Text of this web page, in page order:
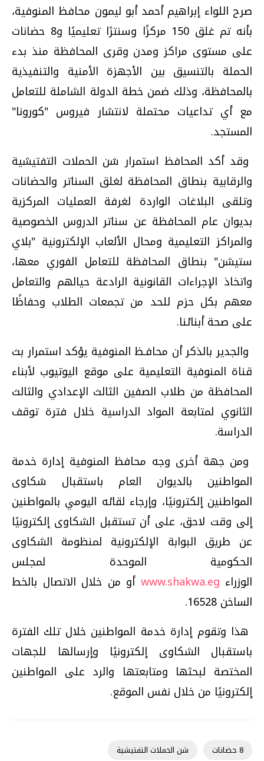
صرح اللواء إبراهيم أحمد أبو ليمون محافظ المنوفية،
بأنه تم غلق 150 مركزًا وسنترًا تعليميًا و8 حضانات
على مستوى مراكز ومدن وقرى المحافظة منذ بدء
الحملة بالتنسيق بين الأجهزة الأمنية والتنفيذية
بالمحافظة، وذلك ضمن خطة الدولة الشاملة للتعامل
مع أي تداعيات محتملة لانتشار فيروس "كورونا"
المستجد.
وقد أكد المحافظ استمرار شن الحملات التفتيشية
والرقابية بنطاق المحافظة لغلق السناتر والحضانات
وتلقى البلاغات الواردة لغرفة العمليات المركزية
بديوان عام المحافظة عن سناتر الدروس الخصوصية
والمراكز التعليمية ومحال الألعاب الإلكترونية "بلاي
ستيشن" بنطاق المحافظة للتعامل الفوري معها،
واتخاذ الإجراءات القانونية الرادعة حيالهم والتعامل
معهم بكل حزم للحد من تجمعات الطلاب وحفاظًا
على صحة أبنائنا.
والجدير بالذكر أن محافـظ المنوفية يؤكد استمرار بث
قناة المنوفية التعليمية على موقع اليوتيوب لأبناء
المحافظة من طلاب الصفين الثالث الإعدادي والثالث
الثانوي لمتابعة المواد الدراسية خلال فترة توقف
الدراسة.
ومن جهة أخرى وجه محافظ المنوفية إدارة خدمة
المواطنين بالديوان العام باستقبال شكاوى
المواطنين إلكترونيًا، وإرجاء لقائه اليومي بالمواطنين
إلى وقت لاحق، على أن تستقبل الشكاوى إلكترونيًا
عن طريق البوابة الإلكترونية لمنظومة الشكاوى
الحكومية الموحدة لمجلس
الوزراء www.shakwa.eg أو من خلال الاتصال بالخط
الساخن 16528.
هذا وتقوم إدارة خدمة المواطنين خلال تلك الفترة
باستقبال الشكاوى إلكترونيًا وإرسالها للجهات
المختصة لبحثها ومتابعتها والرد على المواطنين
إلكترونيًا من خلال نفس الموقع.
8 حضانات شن الحملات التفتيشية